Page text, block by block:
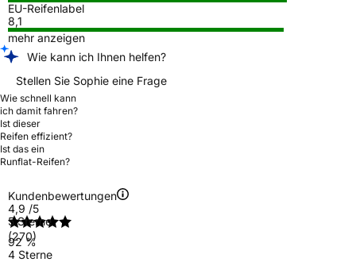
EU-Reifenlabel
8,1
mehr anzeigen
Wie kann ich Ihnen helfen?
Stellen Sie Sophie eine Frage
Wie schnell kann
ich damit fahren?
Ist dieser
Reifen effizient?
Ist das ein
Runflat-Reifen?
Kundenbewertungen
4,9 /5
(270)
5 Sterne
92 %
4 Sterne